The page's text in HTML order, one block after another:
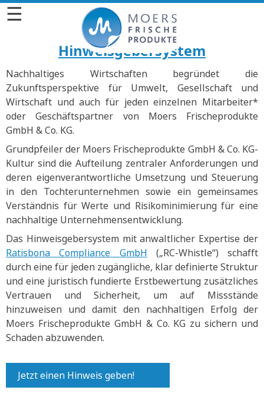
☰
Hinweisgebersystem
Nachhaltiges Wirtschaften begründet die
Zukunftsperspektive für Umwelt, Gesellschaft und
Wirtschaft und auch für jeden einzelnen Mitarbeiter*
oder Geschäftspartner von Moers Frischeprodukte
GmbH & Co. KG.
Grundpfeiler der Moers Frischeprodukte GmbH & Co. KG-
Kultur sind die Aufteilung zentraler Anforderungen und
deren eigenverantwortliche Umsetzung und Steuerung
in den Tochterunternehmen sowie ein gemeinsames
Verständnis für Werte und Risikominimierung für eine
nachhaltige Unternehmensentwicklung.
Das Hinweisgebersystem mit anwaltlicher Expertise der
Ratisbona Compliance GmbH („RC-Whistle“) schafft
durch eine für jeden zugängliche, klar definierte Struktur
und eine juristisch fundierte Erstbewertung zusätzliches
Vertrauen und Sicherheit, um auf Missstände
hinzuweisen und damit den nachhaltigen Erfolg der
Moers Frischeprodukte GmbH & Co. KG zu sichern und
Schaden abzuwenden.
Jetzt einen Hinweis geben!